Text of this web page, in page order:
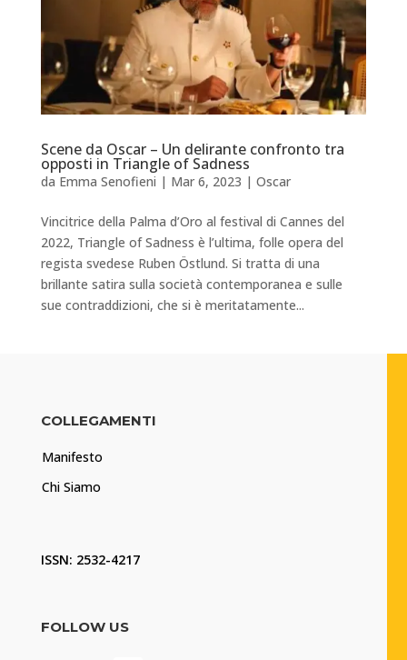
Scene da Oscar – Un delirante confronto tra
opposti in Triangle of Sadness
da Emma Senofieni | Mar 6, 2023 | Oscar
Vincitrice della Palma d’Oro al festival di Cannes del
2022, Triangle of Sadness è l’ultima, folle opera del
regista svedese Ruben Östlund. Si tratta di una
brillante satira sulla società contemporanea e sulle
sue contraddizioni, che si è meritatamente...
COLLEGAMENTI
Manifesto
Chi Siamo
ISSN: 2532-4217
FOLLOW US